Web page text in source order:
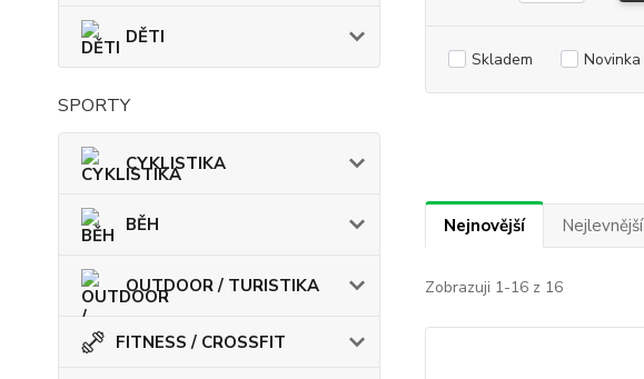
DĚTI
SPORTY
CYKLISTIKA
BĚH
OUTDOOR / TURISTIKA
FITNESS / CROSSFIT
Skladem Novinka
Nejnovější Nejlevnější
Zobrazuji 1-16 z 16